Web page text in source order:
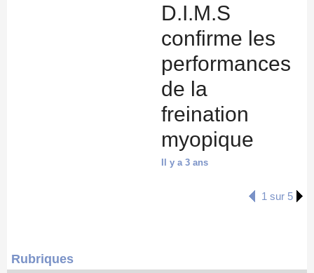
D.I.M.S
confirme les
performances
de la
freination
myopique
Il y a 3 ans
1 sur 5
Rubriques